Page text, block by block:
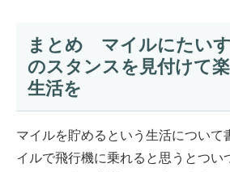
まとめ マイルにたい
のスタンスを見付けて
生活を
マイルを貯めるという生活について
イルで飛行機に乗れると思うとつい